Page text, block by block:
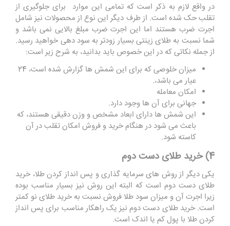
در واقع لازم به ذکر است که تمامی این موارد برای جلوگیری از
تقلب حک شده است. از طرف دیگر این نوع از محصولات نیز شامل
اجرت ضرب هستند اما این اجرت ضرب مبلغ بالایی نمی باشد و
شما نسبت به طلای زینتی بسیار زودتر به سود دهی خواهید رسید.
از جمله نکاتی که در این خصوص باید بدانید، به شرح زیر است:
میزان خلوصی که برای این شمش ها گزارش شده است، 24
عیار می باشد،.
امکان معامله
جهانی برای آن ها وجود دارد.
این شمش ها دارای ابعاد مشخص و وزن دقیقی هستند، که
باعث می شود در هنگام خرید و فروش امکان تقلب در آن
کاسته شود.
4) خرید طلای دست دوم
یکی دیگر از روش های سرمایه گذاری و پس انداز کردن طلا، خرید
طلای دست دوم است که البته این روش نیز بسیار مناسب بوده
زیرا اجرت آن و میزان سود طلا فروش نسبت به خرید طلای نو کمتر
است. خرید طلای دست دوم نیز یک راهکار مناسب برای پس انداز
کردن طلا با پول کم یا اندک است.